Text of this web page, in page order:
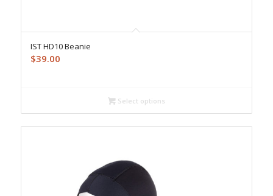
IST HD10 Beanie
$39.00
Select options